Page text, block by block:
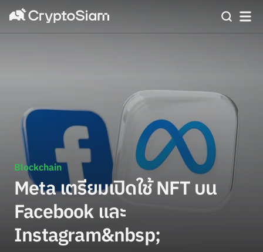
Blockchain
Meta เตรียมเปิดใช้ NFT บน
Facebook และ
Instagram&nbsp;